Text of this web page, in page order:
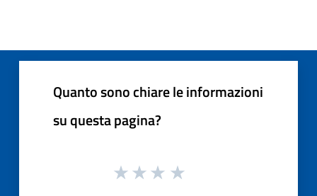
Quanto sono chiare le informazioni
su questa pagina?